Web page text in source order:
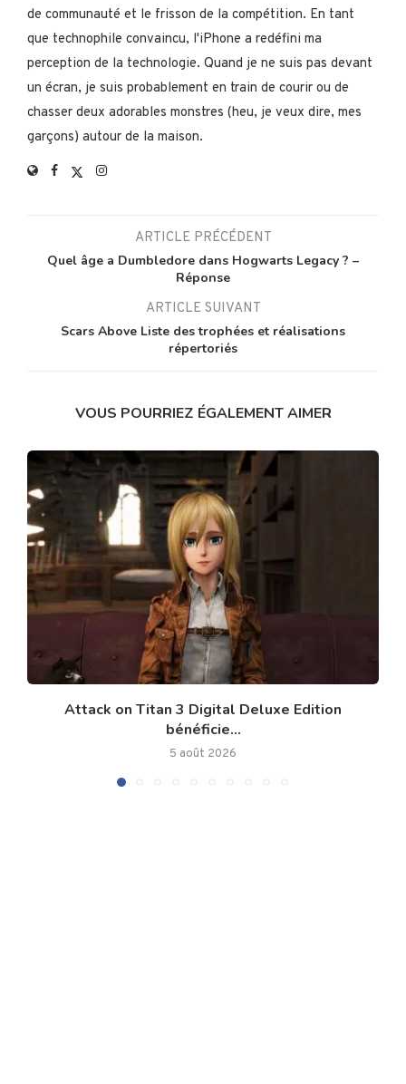
de communauté et le frisson de la compétition. En tant
que technophile convaincu, l'iPhone a redéfini ma
perception de la technologie. Quand je ne suis pas devant
un écran, je suis probablement en train de courir ou de
chasser deux adorables monstres (heu, je veux dire, mes
garçons) autour de la maison.
ARTICLE PRÉCÉDENT
Quel âge a Dumbledore dans Hogwarts Legacy ? –
Réponse
ARTICLE SUIVANT
Scars Above Liste des trophées et réalisations
répertoriés
VOUS POURRIEZ ÉGALEMENT AIMER
Attack on Titan 3 Digital Deluxe Edition
bénéficie...
5 août 2026